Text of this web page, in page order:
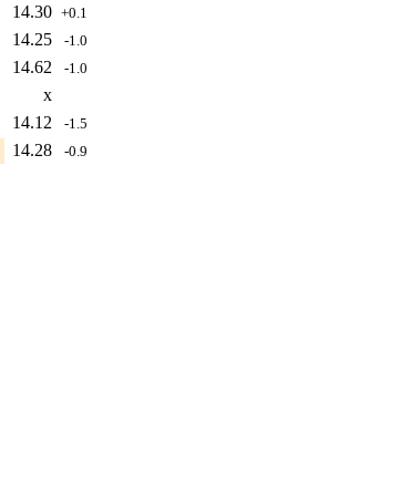
14.30 +0.1
14.25 -1.0
14.62 -1.0
x
14.12 -1.5
14.28 -0.9